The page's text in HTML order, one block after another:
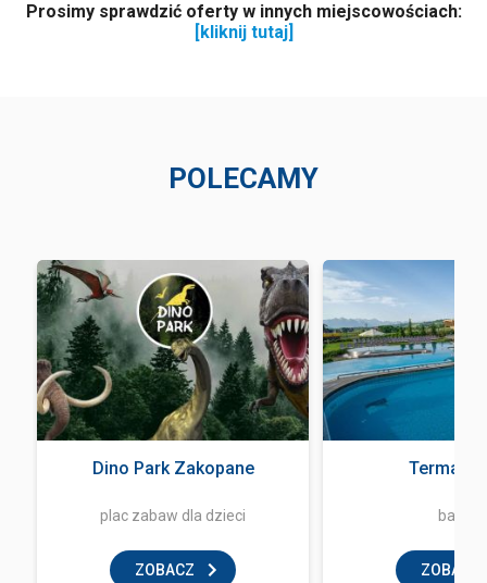
Prosimy sprawdzić oferty w innych miejscowościach:
[kliknij tutaj]
POLECAMY
Dino Park Zakopane
plac zabaw dla dzieci
ZOBACZ
Terma
basen
ZOBACZ